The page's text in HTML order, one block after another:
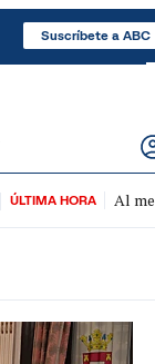
Suscríbete a ABC
ÚLTIMA HORA Al